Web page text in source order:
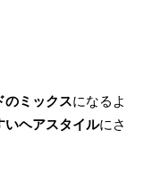
のミックスになるよ
いヘアスタイルにさ